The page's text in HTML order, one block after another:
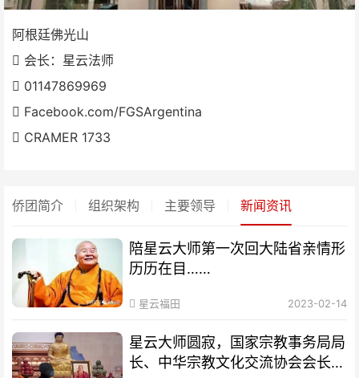
阿根廷佛光山
会长：星云法师
01147869969
Facebook.com/FGSArgentina
CRAMER 1733
侨团简介 组织架构 主要领导 新闻资讯
陪星云大师第一次回大陆省亲情形
历历在目……
星云福田 2023-02-14
星云大师圆寂，国家宗教事务局局
长、中华宗教文化交流协会会长崔